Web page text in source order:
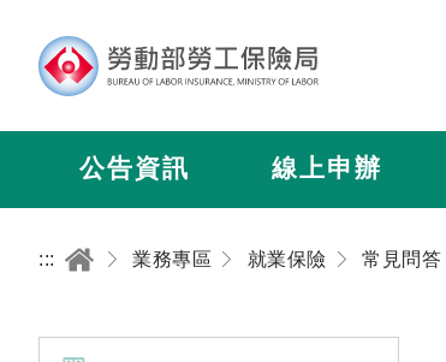
公告資訊 線上申辦
::: 業務專區 就業保險 常見問答